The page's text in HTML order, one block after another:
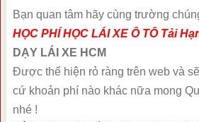
Bạn quan tâm hãy cùng trường
HỌC PHÍ HỌC LÁI XE Ô TÔ Tải
DẠY LÁI XE HCM
Được thể hiện rỏ ràng trên web và
cứ khoản phí nào khác nữa mong
nhé !